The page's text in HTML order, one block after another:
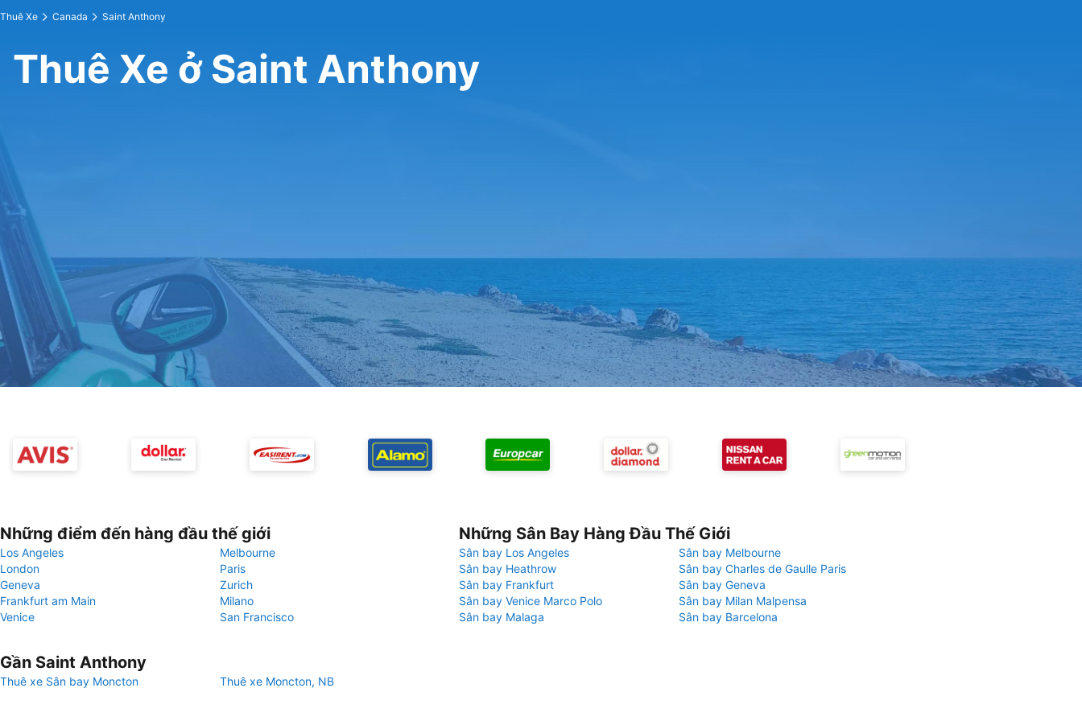
Thuê Xe Canada Saint Anthony
Thuê Xe ở Saint Anthony
Những điểm đến hàng đầu thế giới
Los Angeles
Melbourne
London
Paris
Geneva
Zurich
Frankfurt am Main
Milano
Venice
San Francisco
Những Sân Bay Hàng Đầu Thế Giới
Sân bay Los Angeles
Sân bay Melbourne
Sân bay Heathrow
Sân bay Charles de Gaulle Paris
Sân bay Frankfurt
Sân bay Geneva
Sân bay Venice Marco Polo
Sân bay Milan Malpensa
Sân bay Malaga
Sân bay Barcelona
Gần Saint Anthony
Thuê xe Sân bay Moncton Thuê xe Moncton, NB